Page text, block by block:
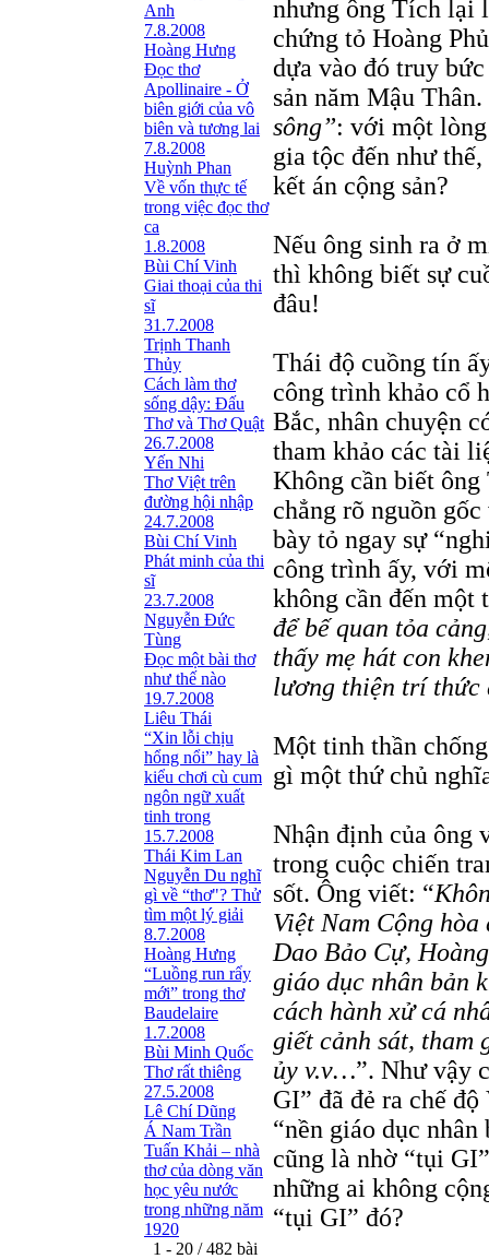
Anh
7.8.2008
Hoàng Hưng
Đọc thơ
Apollinaire - Ở
biên giới của vô
biên và tương lai
7.8.2008
Huỳnh Phan
Về vốn thực tế
trong việc đọc thơ
ca
1.8.2008
Bùi Chí Vinh
Giai thoại của thi
sĩ
31.7.2008
Trịnh Thanh
Thủy
Cách làm thơ
sống dậy: Đấu
Thơ và Thơ Quật
26.7.2008
Yến Nhi
Thơ Việt trên
đường hội nhập
24.7.2008
Bùi Chí Vinh
Phát minh của thi
sĩ
23.7.2008
Nguyễn Đức
Tùng
Ðọc một bài thơ
như thế nào
19.7.2008
Liêu Thái
“Xin lỗi chịu
hổng nổi” hay là
kiểu chơi cù cum
ngôn ngữ xuất
tinh trong
15.7.2008
Thái Kim Lan
Nguyễn Du nghĩ
gì về “thơ"? Thử
tìm một lý giải
8.7.2008
Hoàng Hưng
“Luồng run rẩy
mới” trong thơ
Baudelaire
1.7.2008
Bùi Minh Quốc
Thơ rất thiêng
27.5.2008
Lê Chí Dũng
Á Nam Trần
Tuấn Khải – nhà
thơ của dòng văn
học yêu nước
trong những năm
1920
1 - 20 / 482 bài
nhưng ông Tích lại
chứng tỏ Hoàng
dựa vào đó truy
sản năm Mậu Thân.
sông”: với một
gia tộc đến như
kết án cộng sản?
Nếu ông sinh ra ở
thì không biết sự
đâu!
Thái độ cuồng tín
công trình khảo cổ
Bắc, nhân chuyện
tham khảo các tài
Không cần biết
chẳng rõ nguồn
bày tỏ ngay sự
công trình ấy, với
không cần đến một
để bế quan tỏa
thấy mẹ hát con
lương thiện trí thức
Một tinh thần
gì một thứ chủ
Nhận định của ông
trong cuộc chiến
sốt. Ông viết: “
Việt Nam Cộng
Dao Bảo Cự,
giáo dục nhân bản
cách hành xử cá
giết cảnh sát, tham
ủy v.v…”. Như vậy
GI” đã đẻ ra chế
“nền giáo dục
cũng là nhờ “tụi
những ai không
“tụi GI” đó?